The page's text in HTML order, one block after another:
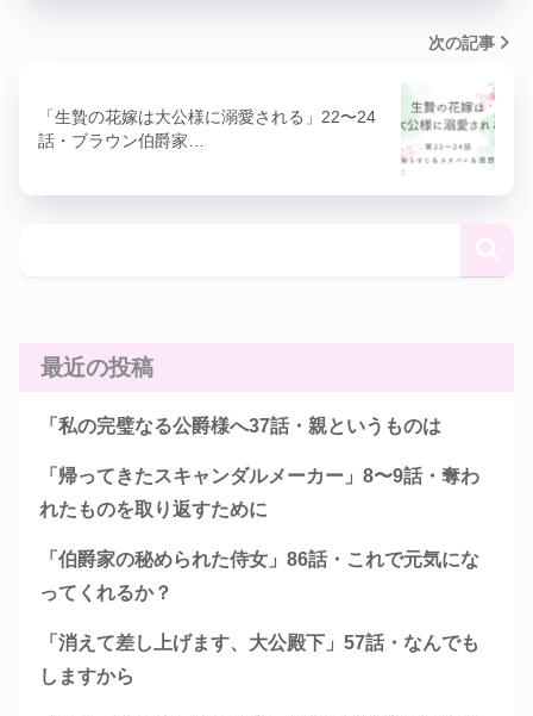
次の記事
「生贄の花嫁は大公様に溺愛される」22〜24
話・ブラウン伯爵家…
最近の投稿
「私の完璧なる公爵様へ37話・親というものは
「帰ってきたスキャンダルメーカー」8〜9話・奪わ
れたものを取り返すために
「伯爵家の秘められた侍女」86話・これで元気にな
ってくれるか？
「消えて差し上げます、大公殿下」57話・なんでも
しますから